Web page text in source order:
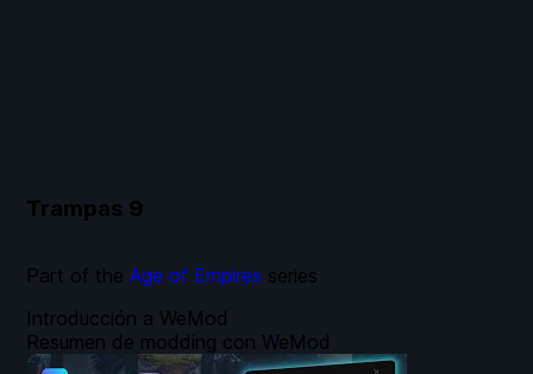
Trampas 9
Introducción a WeMod
Resumen de modding con WeMod
Part of the Age of Empires series